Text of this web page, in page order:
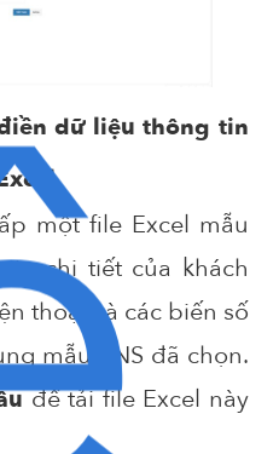
dữ liệu thông tin
một file Excel mẫu
chi tiết của khách
thoại và các biến số
mẫu ZNS đã chọn.
để tải file Excel này